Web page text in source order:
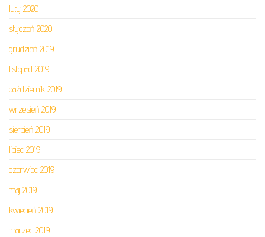
luty 2020
styczeń 2020
grudzień 2019
listopad 2019
październik 2019
wrzesień 2019
sierpień 2019
lipiec 2019
czerwiec 2019
maj 2019
kwiecień 2019
marzec 2019